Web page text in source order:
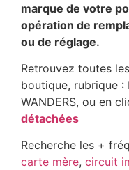
marque de votre
opération de
ou de réglage.
Retrouvez toutes
boutique, rubrique :
WANDERS, ou en
détachées
Recherche les +
carte mère, circuit